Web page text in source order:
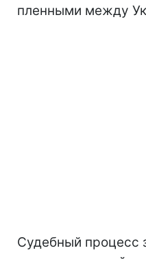
пленными между
Судебный процесс